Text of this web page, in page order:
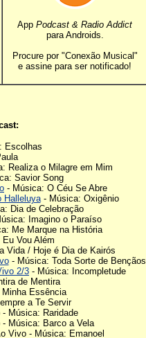
App Podcast & Radio Addict
para Androids.
Procure por "Conexão Musical"
e assine para ser notificado!
Escolhas
Realiza o Milagre em Mim
Savior Song
- Música: O Céu Se Abre
Halleluya- Música: Oxigênio
Dia de Celebração
Imagino o Paraíso
Me Marque na História
Vou Além
Vida / Hoje é Dia de Kairós
- Música: Toda Sorte de Bençãos
2/3 - Música: Incompletude
de Mentira
Essência
a Te Servir
Música: Raridade
Música: Barco a Vela
Vivo - Música: Emanoel